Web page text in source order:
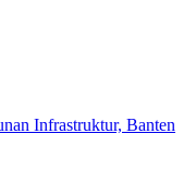
Infrastruktur, Banten